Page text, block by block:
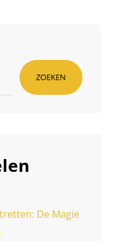
ZOEKEN
De Magie